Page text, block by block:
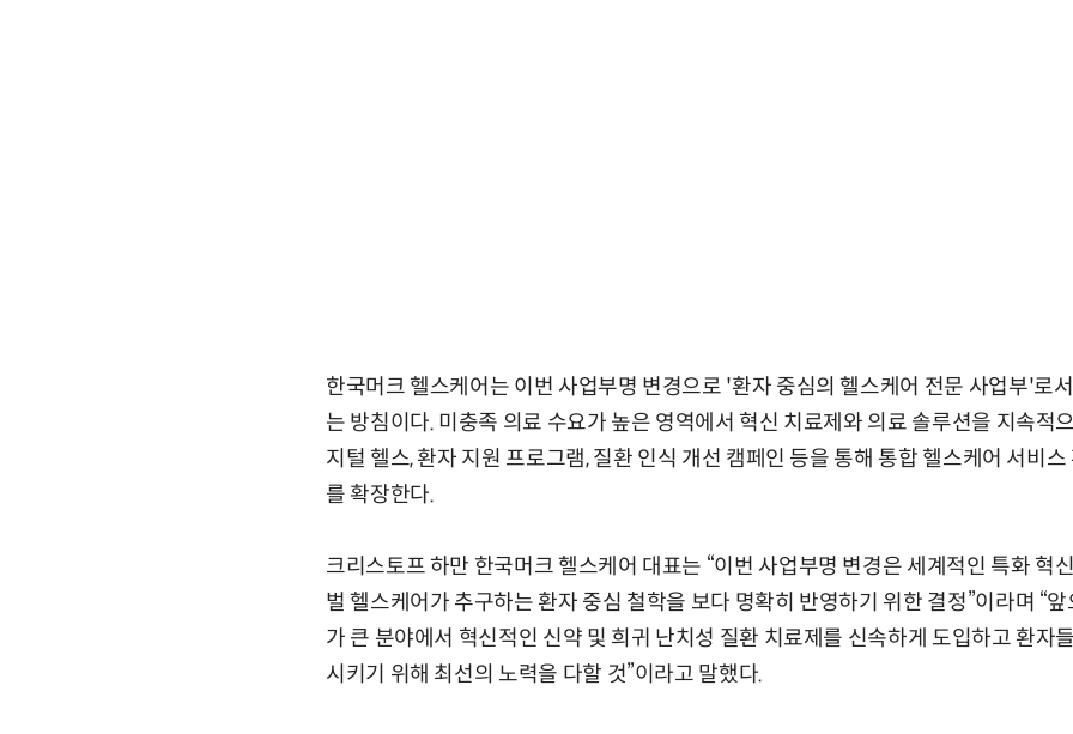
한국머크 헬스케어는 이번 사업부명 변경으로 '환자 중심의 헬스케어 전문 사업부'로
는 방침이다. 미충족 의료 수요가 높은 영역에서 혁신 치료제와 의료 솔루션을 지속적
지털 헬스, 환자 지원 프로그램, 질환 인식 개선 캠페인 등을 통해 통합 헬스케어 서비스
를 확장한다.
크리스토프 하만 한국머크 헬스케어 대표는 “이번 사업부명 변경은 세계적인 특화 혁
벌 헬스케어가 추구하는 환자 중심 철학을 보다 명확히 반영하기 위한 결정”이라며 “
가 큰 분야에서 혁신적인 신약 및 희귀 난치성 질환 치료제를 신속하게 도입하고 환자
시키기 위해 최선의 노력을 다할 것”이라고 말했다.